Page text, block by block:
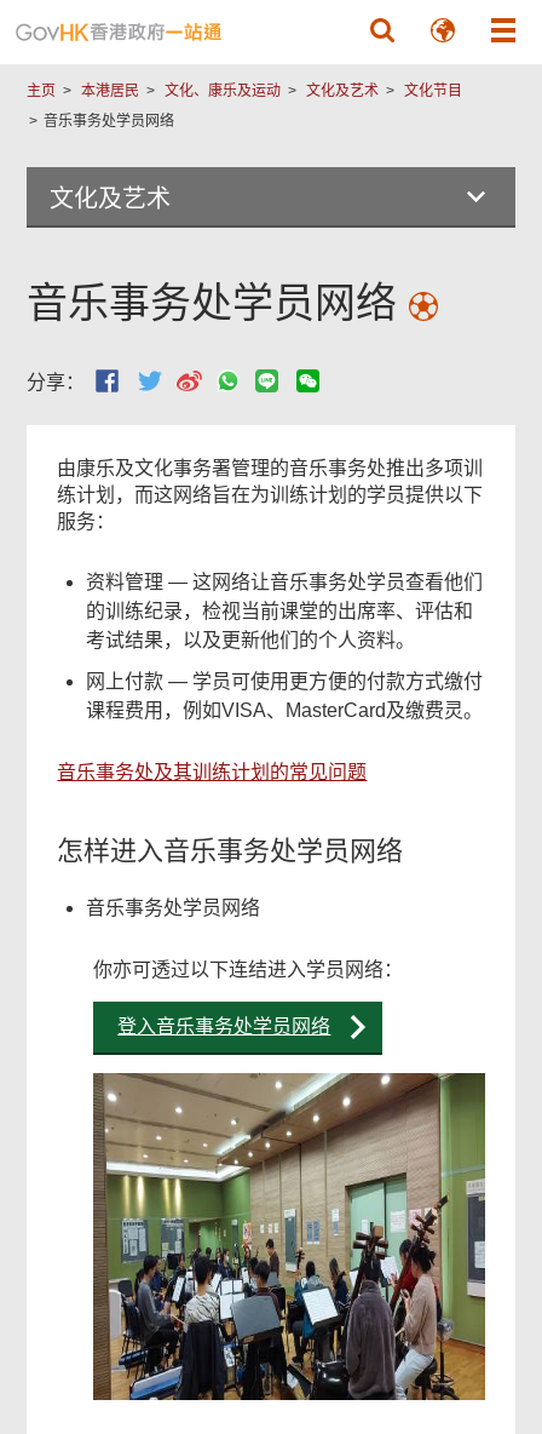
主页 本港居民 文化、康乐及运动 文化及艺术
文化节目
音乐事务处学员网络
文化及艺术
音乐事务处学员网络
分享：
由康乐及文化事务署管理的音乐事务处推出多项训
练计划，而这网络旨在为训练计划的学员提供以下
服务：
资料管理 — 这网络让音乐事务处学员查看他们
的训练纪录，检视当前课堂的出席率、评估和
考试结果，以及更新他们的个人资料。
网上付款 — 学员可使用更方便的付款方式缴付
课程费用，例如VISA、MasterCard及缴费灵。
音乐事务处及其训练计划的常见问题
怎样进入音乐事务处学员网络
音乐事务处学员网络
你亦可透过以下连结进入学员网络：
登入音乐事务处学员网络